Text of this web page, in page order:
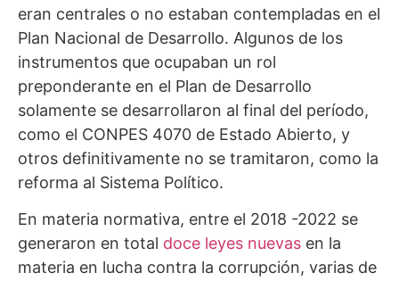
eran centrales o no estaban contempladas en el
Plan Nacional de Desarrollo. Algunos de los
instrumentos que ocupaban un rol
preponderante en el Plan de Desarrollo
solamente se desarrollaron al final del período,
como el CONPES 4070 de Estado Abierto, y
otros definitivamente no se tramitaron, como la
reforma al Sistema Político.
En materia normativa, entre el 2018 -2022 se
generaron en total doce leyes nuevas en la
materia en lucha contra la corrupción, varias de